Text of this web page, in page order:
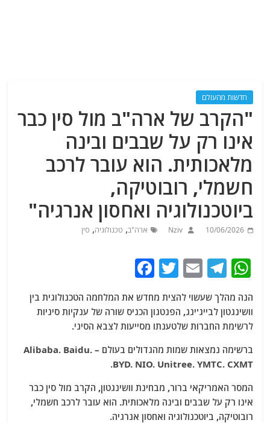
חדשות מהעולם
"הקרב של ארה"ב מול סין כבר
אינו רק על שבבים ובינה
מלאכותית. הוא עובר לרכב
חשמלי, רובוטיקה,
ביוטכנולוגיה ואחסון אנרגיה"
10/06/2026
Nziv ארה"ב, טכנולוגיה, סין
W
h
at
s
A
p
p
T
e
g
ra
m
E
m
ai
l
T
itt
er
c
e
b
o
o
k
הנה מהלך שעשוי להצית מחדש את המלחמה הטכנולוגית בין
וושינגטון לבייג'ינג, הפנטגון הכניס שורה של ענקיות סיניות
לרשימת החברות שלטענתו מסייעות לצבא הסיני.
ברשימה נמצאות שמות מהגדולים בעולם – Alibaba. Baidu.
BYD. NIO. Unitree. YMTC. CXMT.
המסר האמריקאי ברור, מבחינת וושינגטון, הקרב מול סין כבר
אינו רק על שבבים ובינה מלאכותית. הוא עובר לרכב חשמלי,
רובוטיקה, ביוטכנולוגיה ואחסון אנרגיה.